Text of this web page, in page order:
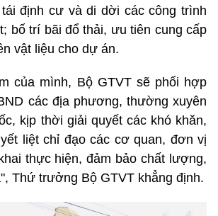
định cư và di dời các công trình
bố trí bãi đổ thải, ưu tiên cung cấp
vật liệu cho dự án.
của mình, Bộ GTVT sẽ phối hợp
các địa phương, thường xuyên
kịp thời giải quyết các khó khăn,
liệt chỉ đạo các cơ quan, đơn vị
thực hiện, đảm bảo chất lượng,
Thứ trưởng Bộ GTVT khẳng định.